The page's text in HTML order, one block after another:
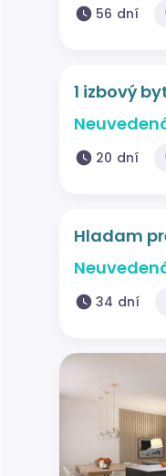
56 dní
1 izbový
20 dní
Hladam
34 dní